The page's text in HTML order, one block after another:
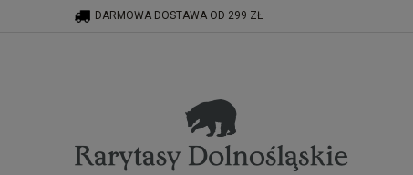
DARMOWA DOSTAWA OD 299 ZŁ